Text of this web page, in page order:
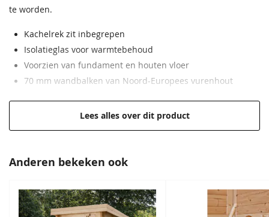
te worden.
Kachelrek zit inbegrepen
Isolatieglas voor warmtebehoud
Voorzien van fundament en houten vloer
70 mm wandbalken van Noord-Europees vurenhout
Lees alles over dit product
Anderen bekeken ook